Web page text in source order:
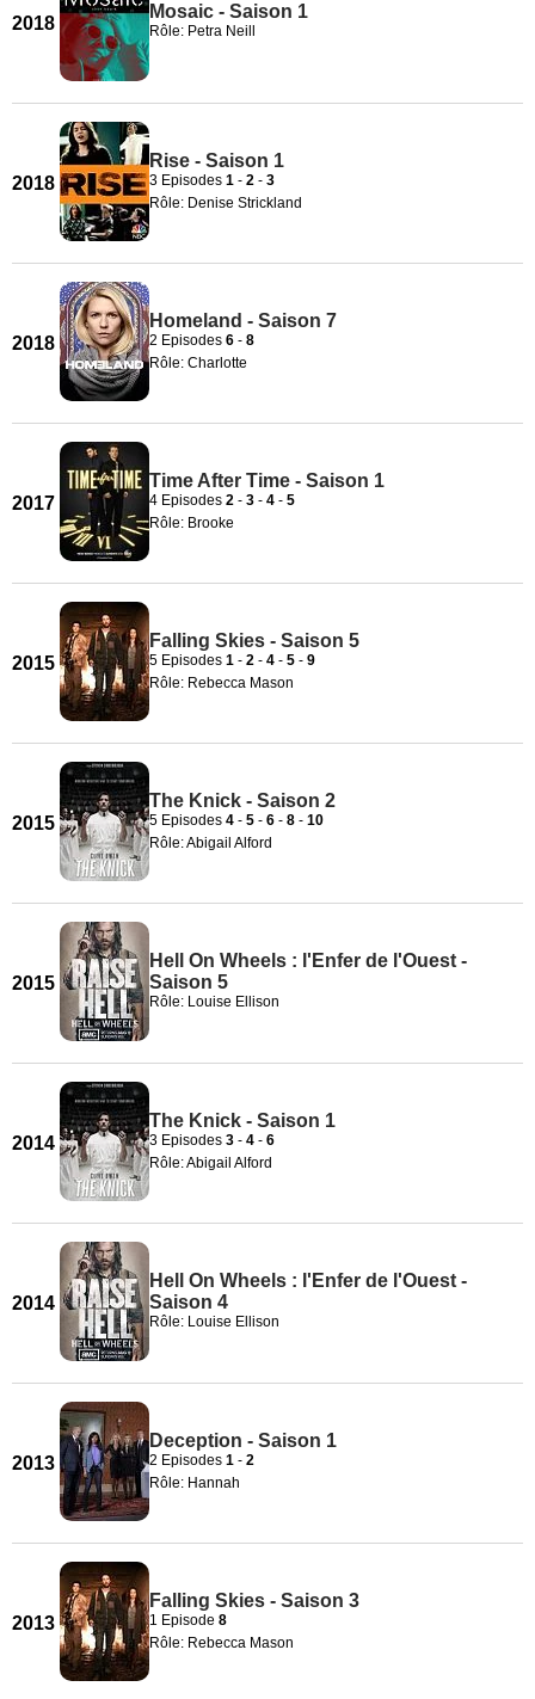
2018
Mosaic - Saison 1
Rôle: Petra Neill
2018
Rise - Saison 1
3 Episodes 1 - 2 - 3
Rôle: Denise Strickland
2018
Homeland - Saison 7
2 Episodes 6 - 8
Rôle: Charlotte
2017
Time After Time - Saison 1
4 Episodes 2 - 3 - 4 - 5
Rôle: Brooke
2015
Falling Skies - Saison 5
5 Episodes 1 - 2 - 4 - 5 - 9
Rôle: Rebecca Mason
2015
The Knick - Saison 2
5 Episodes 4 - 5 - 6 - 8 - 10
Rôle: Abigail Alford
2015
Hell On Wheels : l'Enfer de l'Ouest -
Saison 5
Rôle: Louise Ellison
2014
The Knick - Saison 1
3 Episodes 3 - 4 - 6
Rôle: Abigail Alford
2014
Hell On Wheels : l'Enfer de l'Ouest -
Saison 4
Rôle: Louise Ellison
2013
Deception - Saison 1
2 Episodes 1 - 2
Rôle: Hannah
2013
Falling Skies - Saison 3
1 Episode 8
Rôle: Rebecca Mason